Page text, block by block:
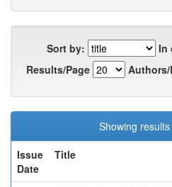
Sort by:
In
Results/Page
Showing
Issue
Date
Title